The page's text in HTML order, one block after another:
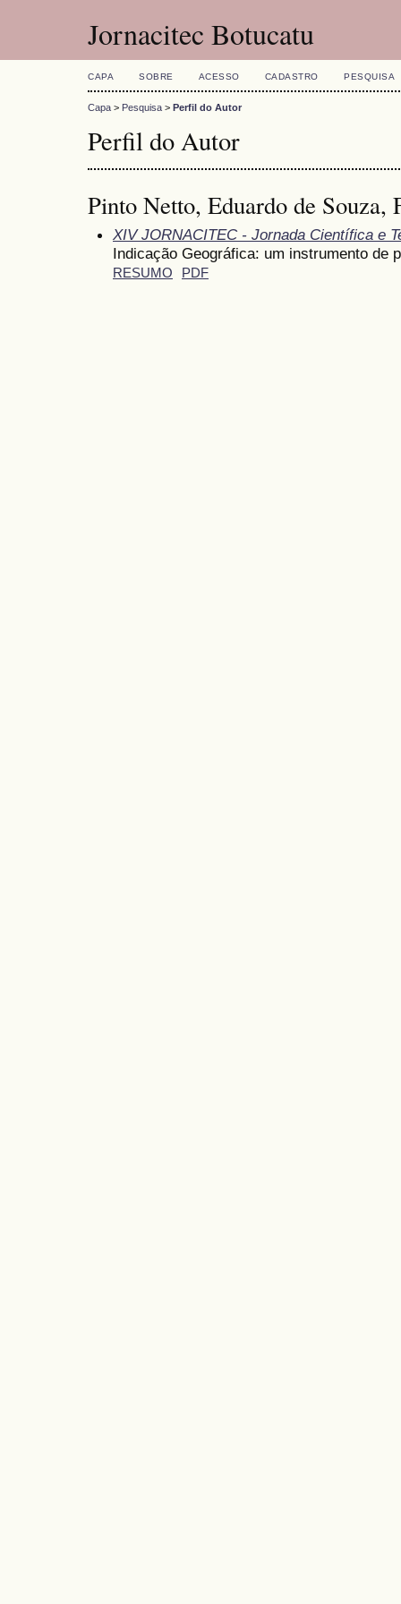
Jornacitec Botucatu
CAPA SOBRE ACESSO CADASTRO PESQUISA
Capa > Pesquisa > Perfil do Autor
Perfil do Autor
Pinto Netto, Eduardo de Souza,
XIV JORNACITEC - Jornada Científica e
Indicação Geográfica: um instrumento de
RESUMO PDF